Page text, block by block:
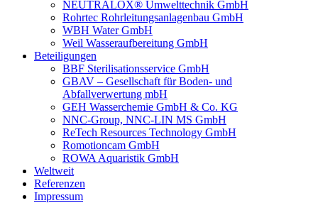
NEUTRALOX® Umwelttechnik GmbH
Rohrtec Rohrleitungsanlagenbau GmbH
WBH Water GmbH
Weil Wasseraufbereitung GmbH
Beteiligungen
BBF Sterilisationsservice GmbH
GBAV – Gesellschaft für Boden- und
Abfallverwertung mbH
GEH Wasserchemie GmbH & Co. KG
NNC-Group, NNC-LIN MS GmbH
ReTech Resources Technology GmbH
Romotioncam GmbH
ROWA Aquaristik GmbH
Weltweit
Referenzen
Impressum